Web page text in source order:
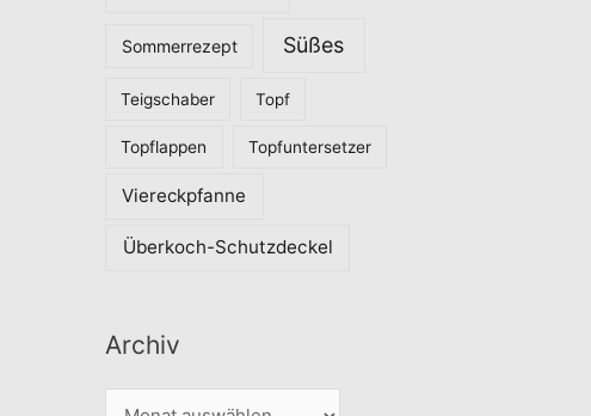
Sommerrezept Süßes
Teigschaber Topf
Topflappen Topfuntersetzer
Viereckpfanne
Überkoch-Schutzdeckel
Archiv